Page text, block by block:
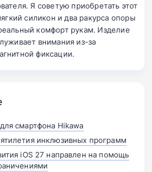
Я советую приобретать этот
силикон и два ракурса опоры
комфорт рукам. Изделие
внимания из-за
фиксации.
смартфона Hikawa
инклюзивных программ
iOS 27 направлен на помощь